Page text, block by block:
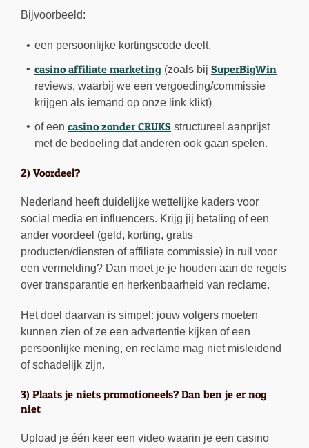
Bijvoorbeeld:
een persoonlijke kortingscode deelt,
casino affiliate marketing (zoals bij SuperBigWin
reviews, waarbij we een vergoeding/commissie
krijgen als iemand op onze link klikt)
of een casino zonder CRUKS structureel aanprijst
met de bedoeling dat anderen ook gaan spelen.
2) Voordeel?
Nederland heeft duidelijke wettelijke kaders voor
social media en influencers. Krijg jij betaling of een
ander voordeel (geld, korting, gratis
producten/diensten of affiliate commissie) in ruil voor
een vermelding? Dan moet je je houden aan de regels
over transparantie en herkenbaarheid van reclame.
Het doel daarvan is simpel: jouw volgers moeten
kunnen zien of ze een advertentie kijken of een
persoonlijke mening, en reclame mag niet misleidend
of schadelijk zijn.
3) Plaats je niets promotioneels? Dan ben je er nog
niet
Upload je één keer een video waarin je een casino